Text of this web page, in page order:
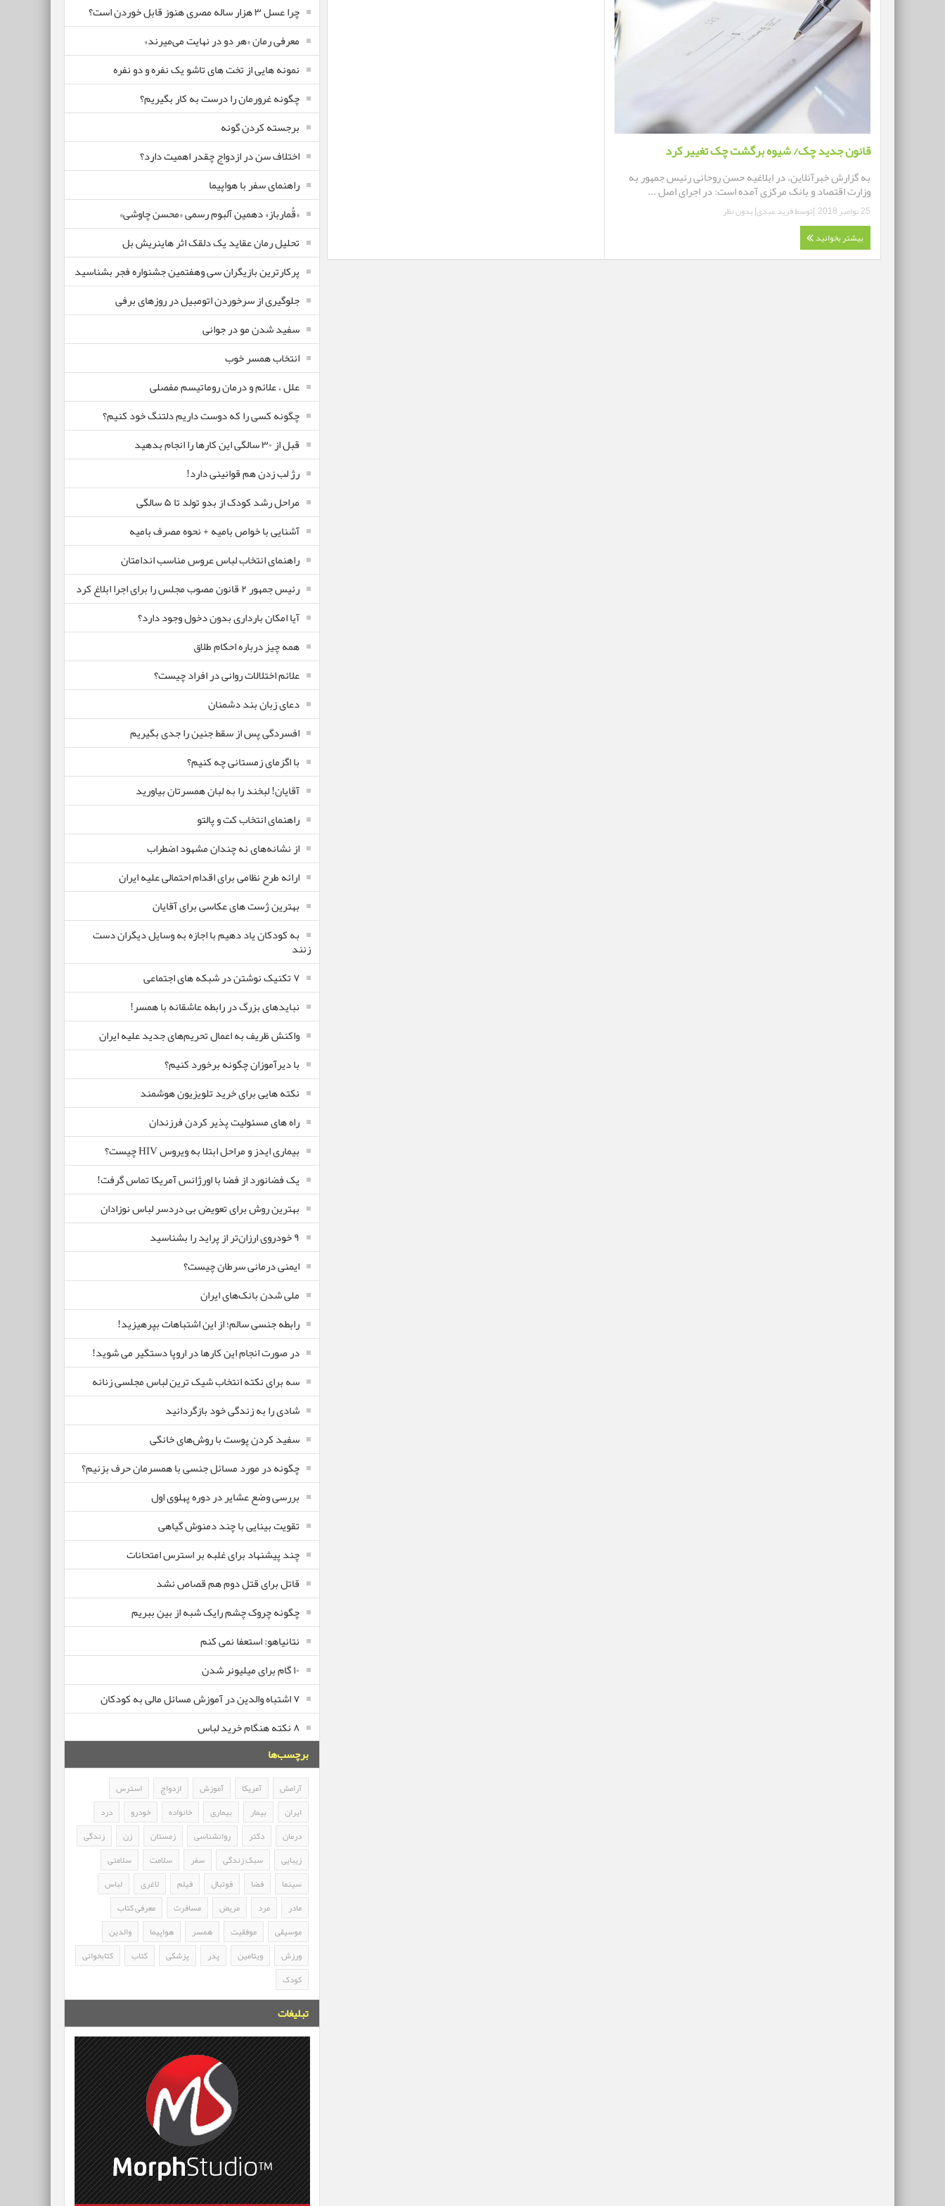
قانون جدید چک/ شیوه برگشت چک تغییر کرد
به گزارش خبرآنلاین، در ابلاغیه حسن روحانی رئیس جمهور به
وزارت اقتصاد و بانک مرکزی آمده است: در اجرای اصل ...
25 نوامبر 2018 |توسطفرید عبدی|بدون نظر
بیشتر بخوانید
چرا عسل ۳ هزار ساله‌ مصری هنوز قابل خوردن است؟
معرفی رمان «هر دو در نهایت می‌میرند»
نمونه هایی از تخت های تاشو یک نفره و دو نفره
چگونه غرورمان را درست به کار بگیریم؟
برجسته کردن گونه
اختلاف سن در ازدواج چقدر اهمیت دارد؟
راهنمای سفر با هواپیما
«قُمارباز» دهمین آلبوم رسمی «محسن چاوشی»
تحلیل رمان عقاید یک دلقک اثر هاینریش بل
پرکارترین بازیگران سی وهفتمین جشنواره فجر بشناسید
جلوگیری از سرخوردن اتومبیل در روزهای برفی
سفید شدن مو در جوانی
انتخاب همسر خوب
علل ، علائم و درمان روماتیسم مفصلی
چگونه کسی را که دوست داریم دلتنگ خود کنیم؟
قبل از ۳۰ سالگی این کارها را انجام بدهید
رژ لب زدن هم قوانینی دارد!
مراحل رشد کودک از بدو تولد تا ۵ سالگی
آشنایی با خواص بامیه + نحوه مصرف بامیه
راهنمای انتخاب لباس عروس مناسب اندامتان
رئیس جمهور ۲ قانون مصوب مجلس را برای اجرا ابلاغ کرد
آیا امکان بارداری بدون دخول وجود دارد؟
همه چیز درباره احکام طلاق
علائم اختلالات روانی در افراد چیست؟
دعای زبان بند دشمنان
افسردگی پس از سقط جنین را جدی بگیریم
با اگزمای زمستانی چه کنیم؟
آقایان! لبخند را به لبان همسرتان بیاورید
راهنمای انتخاب کت و پالتو
از نشانه‌های نه چندان مشهود اضطراب
ارائه طرح نظامی برای اقدام احتمالی علیه ایران
بهترین ژست های عکاسی برای آقایان
به کودکان یاد دهیم با اجازه به وسایل دیگران دست
زنند
۷ تکنیک نوشتن در شبکه های اجتماعی
نبایدهای بزرگ در رابطه عاشقانه با همسر!
واکنش ظریف به اعمال تحریم‌های جدید علیه ایران
با دیرآموزان چگونه برخورد کنیم؟
نکته هایی برای خرید تلویزیون هوشمند
راه های مسئولیت پذیر کردن فرزندان
بیماری ایدز و مراحل ابتلا به ویروس HIV چیست؟
یک فضانورد از فضا با اورژانس آمریکا تماس گرفت!
بهترین روش برای تعویض بی دردسر لباس نوزادان
٩ خودروی ارزان‌تر از پراید را بشناسید
ایمنی درمانی سرطان چیست؟
ملی شدن بانک‌های ایران
رابطه جنسی سالم؛ از این اشتباهات بپرهیزید!
در صورت انجام این کارها در اروپا دستگیر می شوید!
سه برای نکته انتخاب شیک ترین لباس مجلسی زنانه
شادی را به زندگی خود بازگردانید
سفید کردن پوست با روش‌های خانگی
چگونه در مورد مسائل جنسی با همسرمان حرف بزنیم؟
بررسی وضع عشایر در دوره پهلوی اول
تقویت بینایی با چند دمنوش گیاهی
چند پیشنهاد برای غلبه بر استرس امتحانات
قاتل برای قتل دوم هم قصاص نشد
چگونه چروک چشم رایک شبه از بین ببریم
نتانیاهو: استعفا نمی کنم
۱۰ گام برای میلیونر شدن
۷ اشتباه والدین در آموزش مسائل مالی به کودکان
۸ نکته هنگام خرید لباس
برچسب‌ها
آرامش آمریکا آموزش ازدواج
استرس
ایران
بیمار بیماری خانواده خودرو
درد
درمان
دکتر روانشناسی زمستان زن
زندگی
زیبایی
سبک زندگی سفر سلامت
سلامتی
سینما
فضا فوتبال فیلم لاغری
لباس
مادر
مرد مریض مسافرت
معرفی کتاب
موسیقی
موفقیت همسر هواپیما
والدین
ورزش
ویتامین پدر پزشکی کتاب
کتابخوانی
کودک
تبلیغات